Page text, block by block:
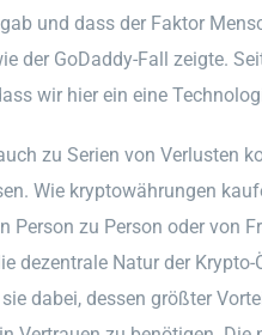
und dass der Faktor
der GoDaddy-Fall zeigte.
wir hier ein eine
zu Serien von Verlusten
Wie kryptowährungen
zu Person oder von
dezentrale Natur der
dabei, dessen größter